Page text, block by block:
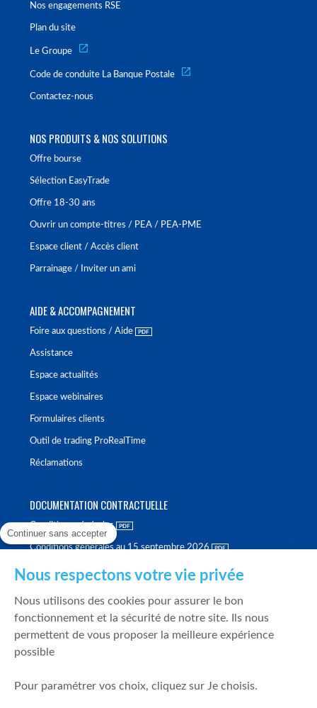
Nos engagements RSE
Plan du site
Le Groupe
Code de conduite La Banque Postale
Contactez-nous
NOS PRODUITS & NOS SOLUTIONS
Offre bourse
Sélection EasyTrade
Offre 18-30 ans
Ouvrir un compte-titres / PEA / PEA-PME
Espace client / Accès client
Parrainage / Inviter un ami
AIDE & ACCOMPAGNEMENT
Foire aux questions / Aide
Assistance
Espace actualités
Espace webinaires
Formulaires clients
Outil de trading ProRealTime
Réclamations
DOCUMENTATION CONTRACTUELLE
Conditions générales
Conditions générales au 15 septembre 2026
Politique de meilleure sélection
Politique de durabilité
Fonds de garantie des dépôts et de résolution
Continuer sans accepter
Nous respectons votre vie privée
Nous utilisons des cookies pour assurer le bon
fonctionnement et la sécurité de notre site. Ils nous
permettent de vous proposer la meilleure expérience
possible
Pour paramétrer vos choix, cliquez sur Je choisis.